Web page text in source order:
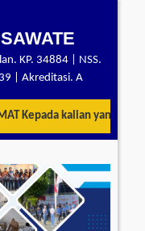
KP. 34884 | NSS.
| Akreditasi. A
Kepada kalian yang